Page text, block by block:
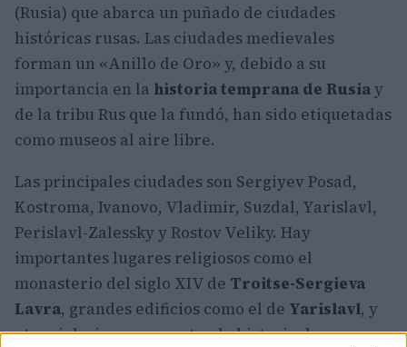
(Rusia) que abarca un puñado de ciudades
históricas rusas. Las ciudades medievales
forman un «Anillo de Oro» y, debido a su
importancia en la historia temprana de Rusiay
de la tribu Rus que la fundó, han sido etiquetadas
como museos al aire libre.
Las principales ciudades son Sergiyev Posad,
Kostroma, Ivanovo, Vladimir, Suzdal, Yarislavl,
Perislavl-Zalessky y Rostov Veliky. Hay
importantes lugares religiosos como el
monasterio del siglo XIV de Troitse-Sergieva
Lavra, grandes edificios como el de Yarislavl, y
otras iglesias que cuentan la historia de un